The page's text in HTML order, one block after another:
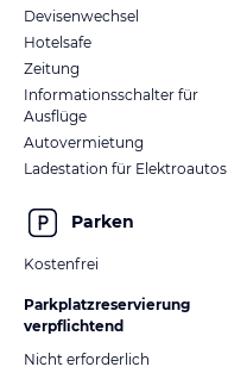
Devisenwechsel
Hotelsafe
Zeitung
Informationsschalter für
Ausflüge
Autovermietung
Ladestation für Elektroautos
Parken
Kostenfrei
Parkplatzreservierung
verpflichtend
Nicht erforderlich